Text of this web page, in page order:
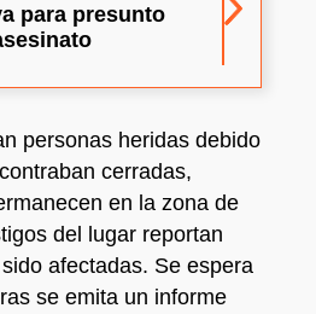
para presunto
personas heridas debido
cerradas,
en la zona de
del lugar reportan
afectadas. Se espera
se emita un informe